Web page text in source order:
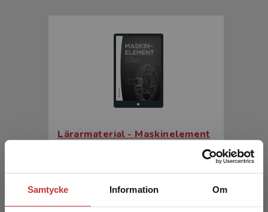
Samtycke Information Om
Lärarmaterial - Maskinelement